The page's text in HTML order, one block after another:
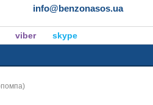
info@benzonasos.ua
viber
skype